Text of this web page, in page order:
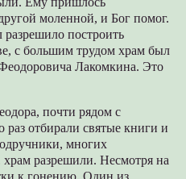
моленной, и Бог помог.
построить
с большим трудом храм был
Лакомкина. Это
почти рядом с
отбирали святые книги и
многих
храм разрешили. Несмотря на
к гонению. Один из